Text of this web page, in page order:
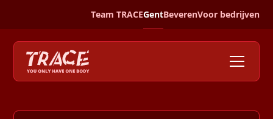
Team TRACEGentBeverenVoor bedrijven